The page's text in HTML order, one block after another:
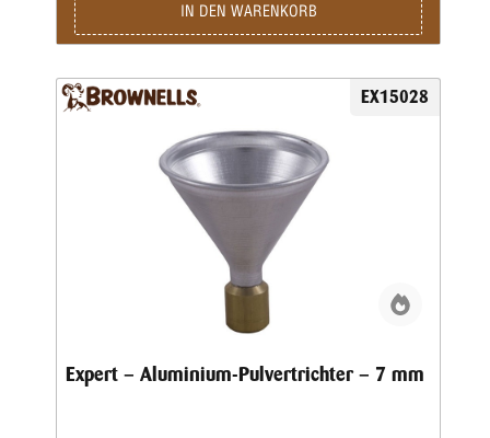
IN DEN WARENKORB
EX15028
Expert – Aluminium-Pulvertrichter – 7 mm